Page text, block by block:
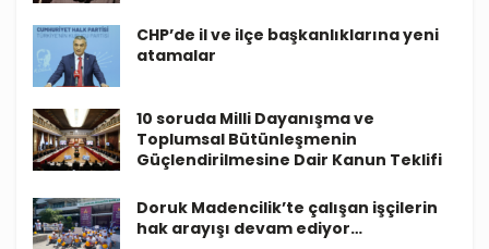
CHP’de il ve ilçe başkanlıklarına yeni
atamalar
10 soruda Milli Dayanışma ve
Toplumsal Bütünleşmenin
Güçlendirilmesine Dair Kanun Teklifi
Doruk Madencilik’te çalışan işçilerin
hak arayışı devam ediyor…